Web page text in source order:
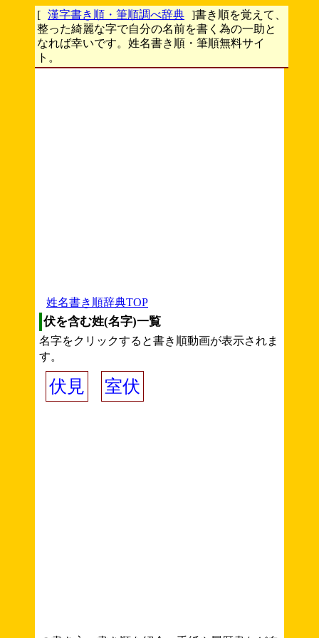
[ 漢字書き順・筆順調べ辞典 ]書き順を覚えて、
整った綺麗な字で自分の名前を書く為の一助と
なれば幸いです。姓名書き順・筆順無料サイ
ト。
姓名書き順辞典TOP
伏を含む姓(名字)一覧
名字をクリックすると書き順動画が表示されま
す。
伏見 室伏